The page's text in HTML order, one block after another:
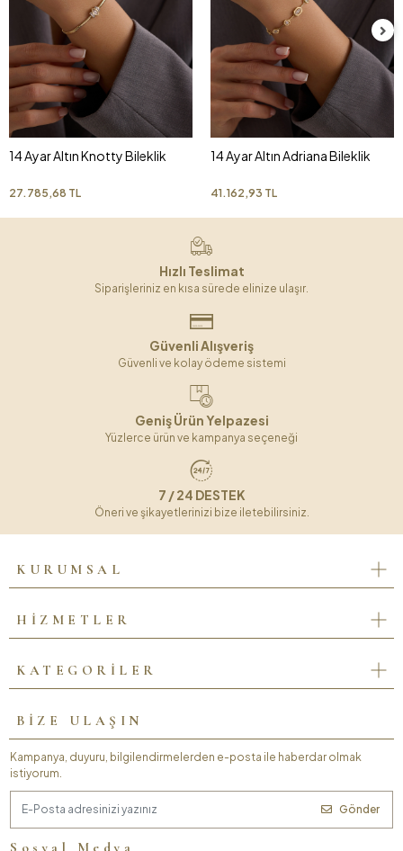
14 Ayar Altın Knotty Bileklik
27.785,68 TL
14 Ayar Altın Adriana Bileklik
41.162,93 TL
Hızlı Teslimat
Siparişleriniz en kısa sürede elinize ulaşır.
Güvenli Alışveriş
Güvenli ve kolay ödeme sistemi
Geniş Ürün Yelpazesi
Yüzlerce ürün ve kampanya seçeneği
7 / 24 DESTEK
Öneri ve şikayetlerinizi bize iletebilirsiniz.
KURUMSAL
HİZMETLER
KATEGORİLER
BİZE ULAŞIN
Kampanya, duyuru, bilgilendirmelerden e-posta ile haberdar olmak
istiyorum.
Gönder
Sosyal Medya